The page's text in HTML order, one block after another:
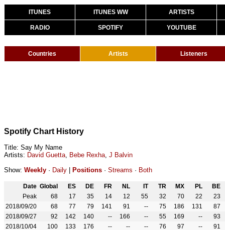
ITUNES ITUNES WW ARTISTS
RADIO SPOTIFY YOUTUBE
Countries Artists Listeners
Spotify Chart History
Title: Say My Name
Artists: David Guetta, Bebe Rexha, J Balvin
Show: Weekly · Daily Positions · Streams · Both
Date Global ES DE FR NL IT TR MX PL
BE
Peak
68 17 35 14 12 55 32 70 22
23
2018/09/20
68 77 79 141 91 -- 75 186 131
87
2018/09/27
92 142 140 -- 166 -- 55 169 --
93
2018/10/04
100 133 176 -- -- -- 76 97 --
91